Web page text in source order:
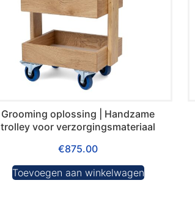
Grooming oplossing | Handzame
trolley voor verzorgingsmateriaal
€875.00
Toevoegen aan winkelwagen